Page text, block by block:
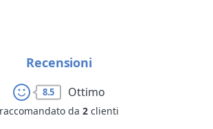
sala fitness, centro benessere,
idromassaggio, beauty center
Recensioni
8.5 Ottimo
raccomandato da 2 clienti